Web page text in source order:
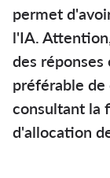
permet
l'IA.
des
préférable
consultant la
d'allocation